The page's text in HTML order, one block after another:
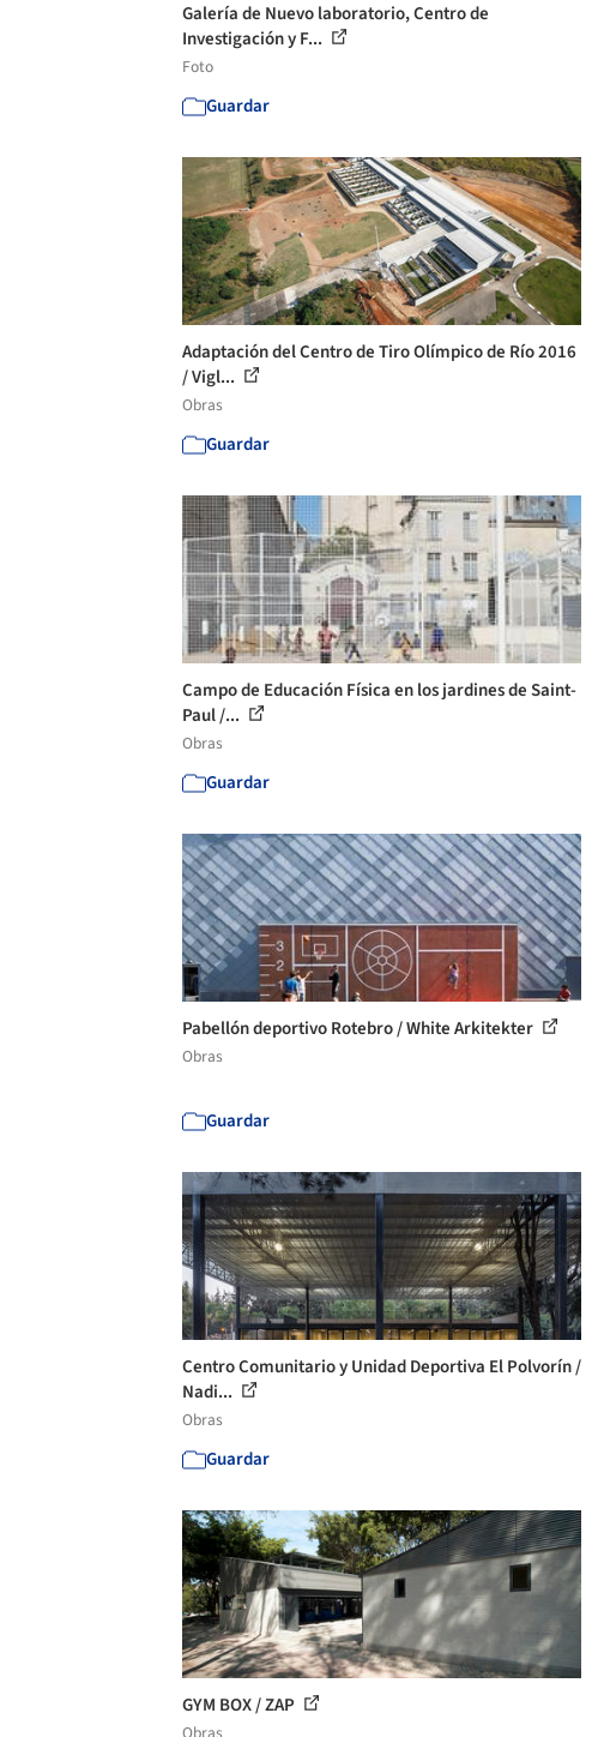
Galería de Nuevo laboratorio, Centro de
Investigación y F...
Foto
Guardar
Adaptación del Centro de Tiro Olímpico de Río 2016
/ Vigl...
Obras
Guardar
Campo de Educación Física en los jardines de Saint-
Paul /...
Obras
Guardar
Pabellón deportivo Rotebro / White Arkitekter
Obras
Guardar
Centro Comunitario y Unidad Deportiva El Polvorín /
Nadi...
Obras
Guardar
GYM BOX / ZAP